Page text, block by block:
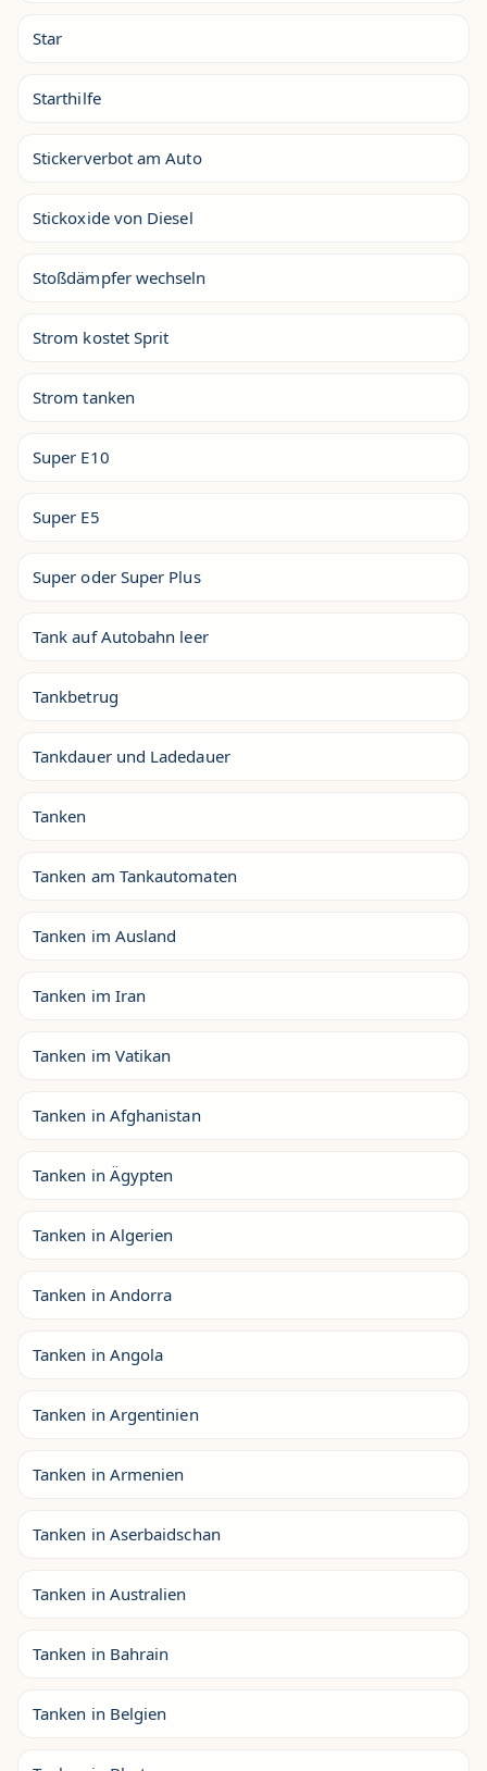
Star
Starthilfe
Stickerverbot am Auto
Stickoxide von Diesel
Stoßdämpfer wechseln
Strom kostet Sprit
Strom tanken
Super E10
Super E5
Super oder Super Plus
Tank auf Autobahn leer
Tankbetrug
Tankdauer und Ladedauer
Tanken
Tanken am Tankautomaten
Tanken im Ausland
Tanken im Iran
Tanken im Vatikan
Tanken in Afghanistan
Tanken in Ägypten
Tanken in Algerien
Tanken in Andorra
Tanken in Angola
Tanken in Argentinien
Tanken in Armenien
Tanken in Aserbaidschan
Tanken in Australien
Tanken in Bahrain
Tanken in Belgien